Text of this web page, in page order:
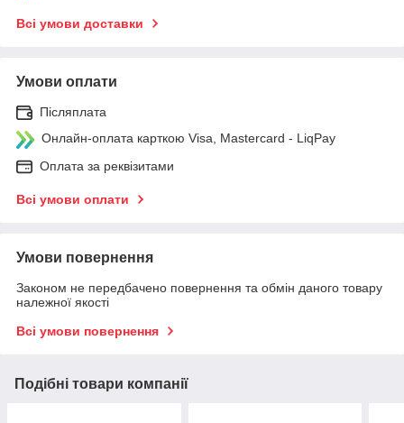
Всі умови доставки
Умови оплати
Післяплата
Онлайн-оплата карткою Visa, Mastercard - LiqPay
Оплата за реквізитами
Всі умови оплати
Умови повернення
Законом не передбачено повернення та обмін даного товару
належної якості
Всі умови повернення
Подібні товари компанії